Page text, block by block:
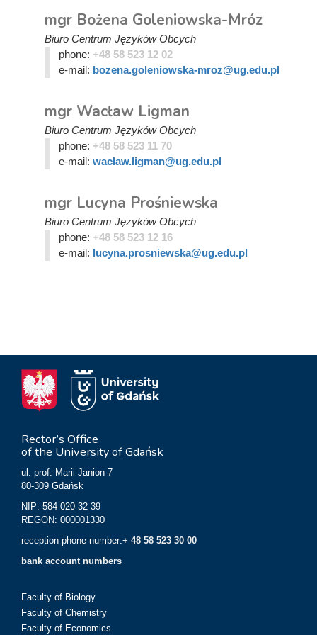
mgr Bożena Goleniowska-Mróz
Biuro Centrum Języków Obcych
phone: +48 58 523 12 02
e-mail: bozena.goleniowska-mroz@ug.edu.pl
mgr Wacław Ligman
Biuro Centrum Języków Obcych
phone: +48 58 523 11 70
e-mail: waclaw.ligman@ug.edu.pl
mgr Lucyna Prośniewska
Biuro Centrum Języków Obcych
phone: +48 58 523 12 16
e-mail: lucyna.prosniewska@ug.edu.pl
Rector’s Office
of the University of Gdańsk
ul. prof. Marii Janion 7
80-309 Gdańsk
NIP: 584-020-32-39
REGON: 000001330
reception phone number:+ 48 58 523 30 00
bank account numbers
Faculty of Biology
Faculty of Chemistry
Faculty of Economics